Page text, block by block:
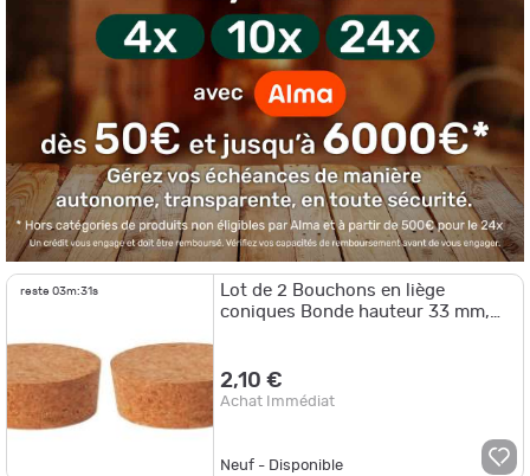
reste 03m:31s
Lot de 2 Bouchons en liège
coniques Bonde hauteur 33 mm,
2,10 €
Achat Immédiat
Neuf - Disponible